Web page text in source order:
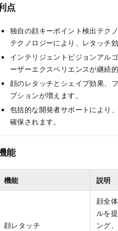
点
独自の顔キーポイント検出テク
テクノロジーにより、レタッチ
インテリジェントビジョンアル
ーザーエクスペリエンスが継続
顔のレタッチとシェイプ効果、
プションが増えます。
包括的な開発者サポートにより
確保されます。
能
機能 説明
顔レタッチ
顔全
ルを
ング